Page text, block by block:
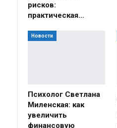
рисков:
практическая…
Новости
Психолог Светлана
Миленская: как
увеличить
финансовую